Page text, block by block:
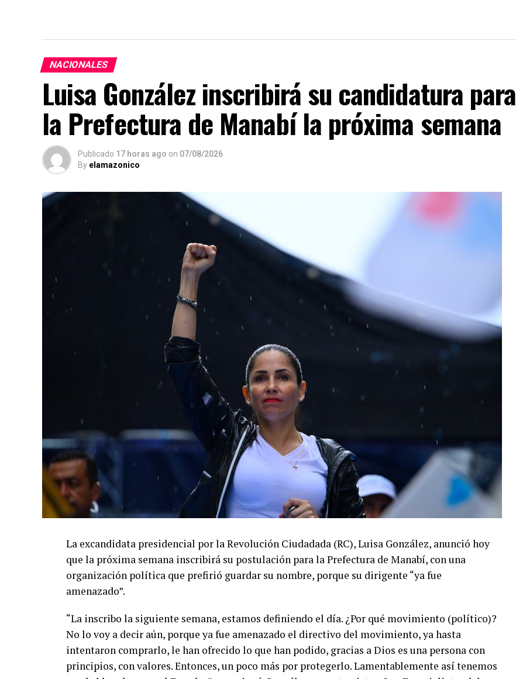
NACIONALES
Luisa González inscribirá su candidatura para
la Prefectura de Manabí la próxima semana
Publicado 17 horas ago on 07/08/2026
By elamazonico
La excandidata presidencial por la Revolución Ciudadada (RC), Luisa González, anunció hoy
que la próxima semana inscribirá su postulación para la Prefectura de Manabí, con una
organización política que prefirió guardar su nombre, porque su dirigente “ya fue
amenazado”.
“La inscribo la siguiente semana, estamos definiendo el día. ¿Por qué movimiento (político)?
No lo voy a decir aún, porque ya fue amenazado el directivo del movimiento, ya hasta
intentaron comprarlo, le han ofrecido lo que han podido, gracias a Dios es una persona con
principios, con valores. Entonces, un poco más por protegerlo. Lamentablemente así tenemos